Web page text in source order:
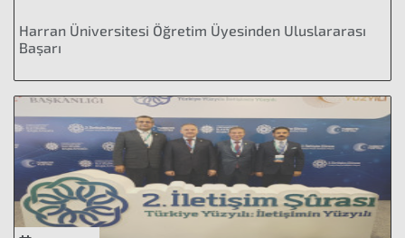
Harran Üniversitesi Öğretim Üyesinden Uluslararası
Başarı